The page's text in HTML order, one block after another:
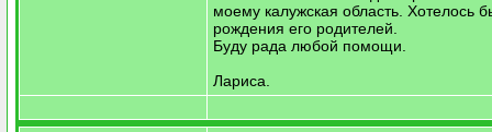
моему калужская область. Хотелось
рождения его родителей.
Буду рада любой помощи.
Лариса.